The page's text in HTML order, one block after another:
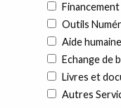
Financement
Outils
Aide humaine
Echange de
Livres et
Autres